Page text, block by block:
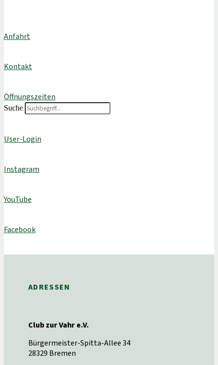
Anfahrt
Kontakt
Öffnungszeiten
Suche
User-Login
Instagram
YouTube
Facebook
ADRESSEN
Club zur Vahr e.V.
Bürgermeister-Spitta-Allee 34
28329 Bremen